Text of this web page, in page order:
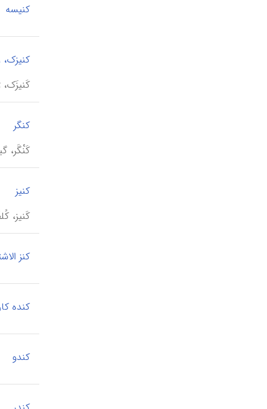
کنیسه
کنیزک،
کَنیزَک،
کنگر
کَنْگَر،
کنیز
کَنیز،
کنز
کنده
کندو